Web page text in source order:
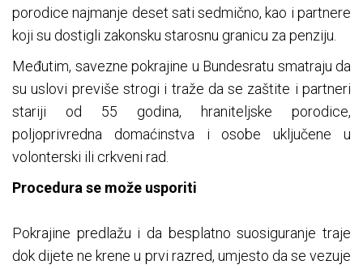
porodice najmanje deset sati sedmično, kao i partnere
koji su dostigli zakonsku starosnu granicu za penziju.
Međutim, savezne pokrajine u Bundesratu smatraju da
su uslovi previše strogi i traže da se zaštite i partneri
stariji od 55 godina, hraniteljske porodice,
poljoprivredna domaćinstva i osobe uključene u
volonterski ili crkveni rad.
Procedura se može usporiti
Pokrajine predlažu i da besplatno suosiguranje traje
dok dijete ne krene u prvi razred, umjesto da se vezuje